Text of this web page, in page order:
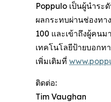
Poppulo เป็นผู้นำร
ผลกระทบผ่านช่องทา
100 และเข้าถึงผู้คน
เทคโนโลยีป้ายบอกท
เพิ่มเติมที่
ติดต่อ:
Tim Vaughan